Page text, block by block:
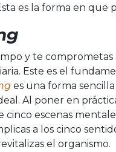
es la forma en
y te comprometas
Este es el
es una forma
Al poner en
escenas
a los cinco
el organismo.